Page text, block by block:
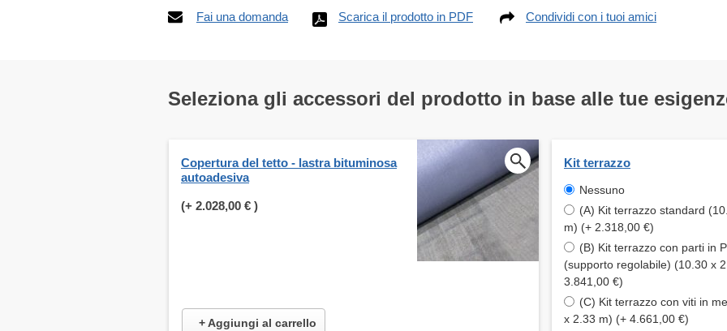
Fai una domanda Scarica il prodotto in PDF Condividi con i tuoi amici
Seleziona gli accessori del prodotto in base alle tue
Copertura del tetto - lastra bituminosa
autoadesiva
(+ 2.028,00 € )
+ Aggiungi al carrello
Kit terrazzo
Nessuno
(A) Kit terrazzo standard
m) (+ 2.318,00 €)
(B) Kit terrazzo con parti in
(supporto regolabile) (10.30 x
3.841,00 €)
(C) Kit terrazzo con viti in
x 2.33 m) (+ 4.661,00 €)